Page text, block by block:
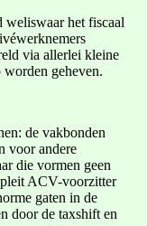
weliswaar het fiscaal
via allerlei kleine
geheven.
de vakbonden
voor andere
die vormen geen
ACV-voorzitter
gaten in de
door de taxshift en